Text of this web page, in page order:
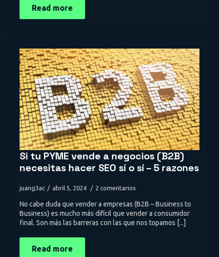
Read more
Si tu PYME vende a negocios (B2B)
necesitas hacer SEO sí o sí – 5 razones
juang3ac abril 5, 2024 2 comentarios
No cabe duda que vender a empresas (B2B – Business to
Business) es mucho más difícil que vender a consumidor
final. Son más las barreras con las que nos topamos [...]
Read more